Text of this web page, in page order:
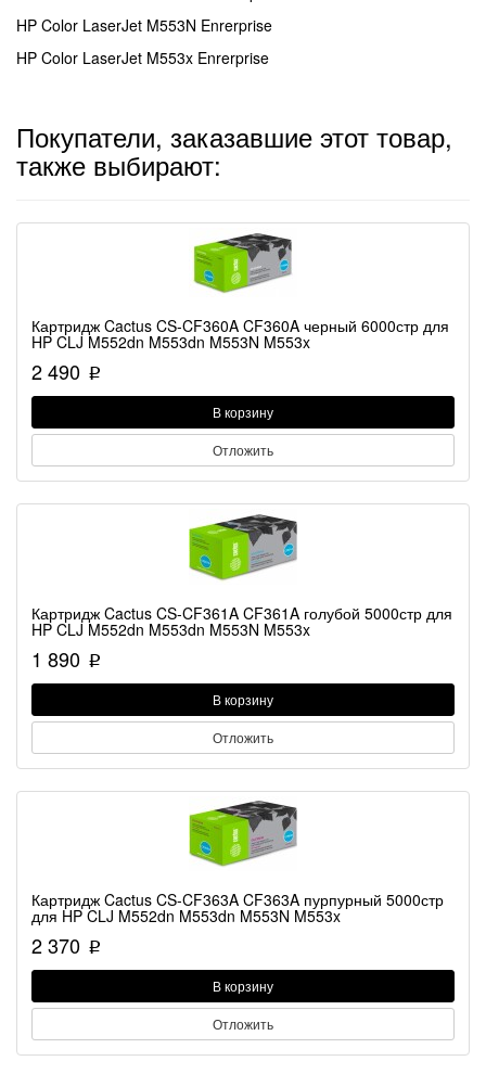
HP Color LaserJet M553N Enrerprise
HP Color LaserJet M553x Enrerprise
Покупатели, заказавшие этот товар,
также выбирают:
Картридж Cactus CS-CF360A CF360A черный 6000стр для
HP CLJ M552dn M553dn M553N M553x
2 490 p
В корзину
Отложить
Картридж Cactus CS-CF361A CF361A голубой 5000стр для
HP CLJ M552dn M553dn M553N M553x
1 890 p
В корзину
Отложить
Картридж Cactus CS-CF363A CF363A пурпурный 5000стр
для HP CLJ M552dn M553dn M553N M553x
2 370 p
В корзину
Отложить